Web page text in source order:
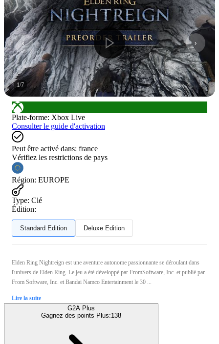
1/7
Plate-forme: Xbox Live
Consulter le guide d'activation
Peut être activé dans: france
Vérifiez les restrictions de pays
Région: EUROPE
Type: Clé
Édition:
Standard Edition Deluxe Edition
Elden Ring Nightreign est une aventure autonome passionnante se déroulant dans
l'univers de Elden Ring. Le jeu a été développé par FromSoftware, Inc. et publié par
From Software, Inc. et Bandai Namco Entertainment le 30 ...
Lire la suite
G2A Plus
Gagnez des points Plus:138